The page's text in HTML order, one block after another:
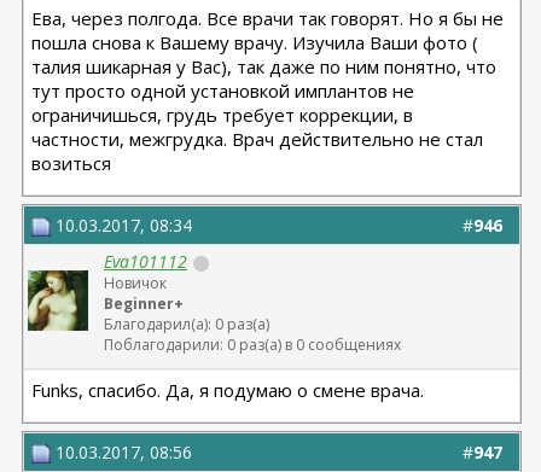
Ева, через полгода. Все врачи так говорят. Но я бы не
пошла снова к Вашему врачу. Изучила Ваши фото (
талия шикарная у Вас), так даже по ним понятно, что
тут просто одной установкой имплантов не
ограничишься, грудь требует коррекции, в
частности, межгрудка. Врач действительно не стал
возиться
#946
10.03.2017, 08:34
Eva101112
Новичок
Beginner+
Благодарил(а): 0 раз(а)
Поблагодарили: 0 раз(а) в 0 сообщениях
Funks, спасибо. Да, я подумаю о смене врача.
#947
10.03.2017, 08:56